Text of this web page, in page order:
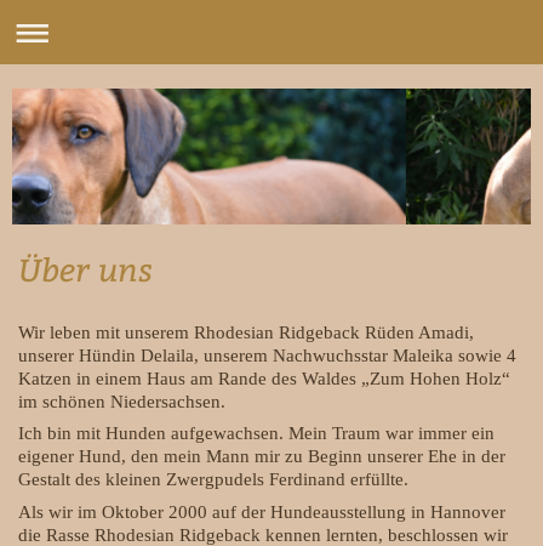
Über uns
Wir leben mit unserem Rhodesian Ridgeback Rüden Amadi,
unserer Hündin Delaila, unserem Nachwuchsstar Maleika sowie 4
Katzen in einem Haus am Rande des Waldes „Zum Hohen Holz“
im schönen Niedersachsen.
Ich bin mit Hunden aufgewachsen. Mein Traum war immer ein
eigener Hund, den mein Mann mir zu Beginn unserer Ehe in der
Gestalt des kleinen Zwergpudels Ferdinand erfüllte.
Als wir im Oktober 2000 auf der Hundeausstellung in Hannover
die Rasse Rhodesian Ridgeback kennen lernten, beschlossen wir